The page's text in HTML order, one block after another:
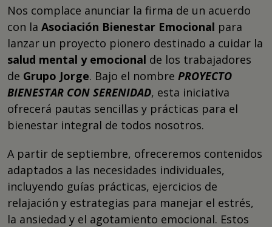
Nos complace anunciar la firma de un acuerdo
con la Asociación Bienestar Emocional para
lanzar un proyecto pionero destinado a cuidar la
salud mental y emocional de los trabajadores
de Grupo Jorge. Bajo el nombre PROYECTO
BIENESTAR CON SERENIDAD, esta iniciativa
ofrecerá pautas sencillas y prácticas para el
bienestar integral de todos nosotros.
A partir de septiembre, ofreceremos contenidos
adaptados a las necesidades individuales,
incluyendo guías prácticas, ejercicios de
relajación y estrategias para manejar el estrés,
la ansiedad y el agotamiento emocional. Estos